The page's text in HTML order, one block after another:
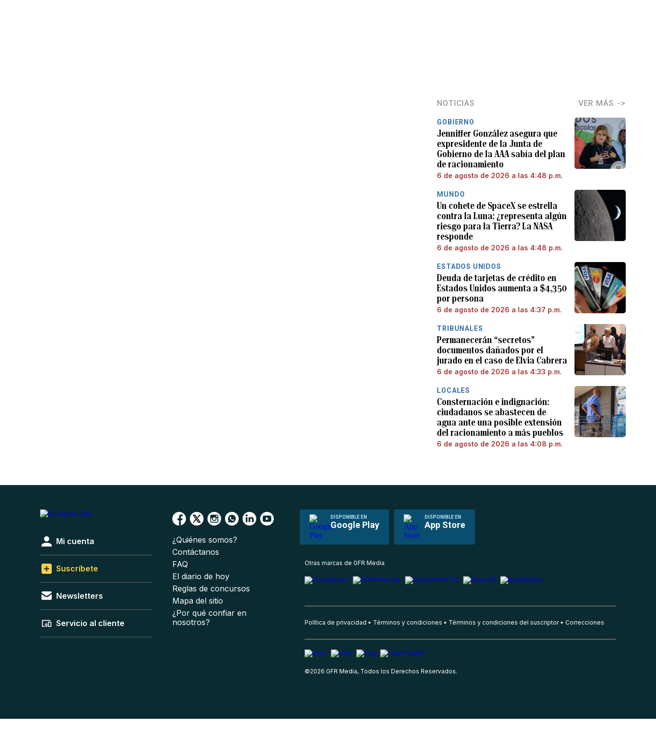
NOTICIAS VER MÁS
GOBIERNO
Jenniffer González asegura que
expresidente de la Junta de
Gobierno de la AAA sabía del plan
de racionamiento
6 de agosto de 2026 a las 4:48 p.m.
MUNDO
Un cohete de SpaceX se estrella
contra la Luna: ¿representa algún
riesgo para la Tierra? La NASA
responde
6 de agosto de 2026 a las 4:48 p.m.
ESTADOS UNIDOS
Deuda de tarjetas de crédito en
Estados Unidos aumenta a $4,350
por persona
6 de agosto de 2026 a las 4:37 p.m.
TRIBUNALES
Permanecerán “secretos”
documentos dañados por el
jurado en el caso de Elvia Cabrera
6 de agosto de 2026 a las 4:33 p.m.
LOCALES
Consternación e indignación:
ciudadanos se abastecen de
agua ante una posible extensión
del racionamiento a más pueblos
6 de agosto de 2026 a las 4:08 p.m.
DISPONIBLE EN
Google Play
DISPONIBLE EN
App Store
Mi cuenta
Suscríbete
Newsletters
Servicio al cliente
¿Quiénes somos?
Contáctanos
FAQ
El diario de hoy
Reglas de concursos
Mapa del sitio
¿Por qué confiar en
nosotros?
Otras marcas de GFR Media
Política de privacidad Términos y condiciones Términos y condiciones del suscriptor Correcciones
©2026 GFR Media, Todos los Derechos Reservados.